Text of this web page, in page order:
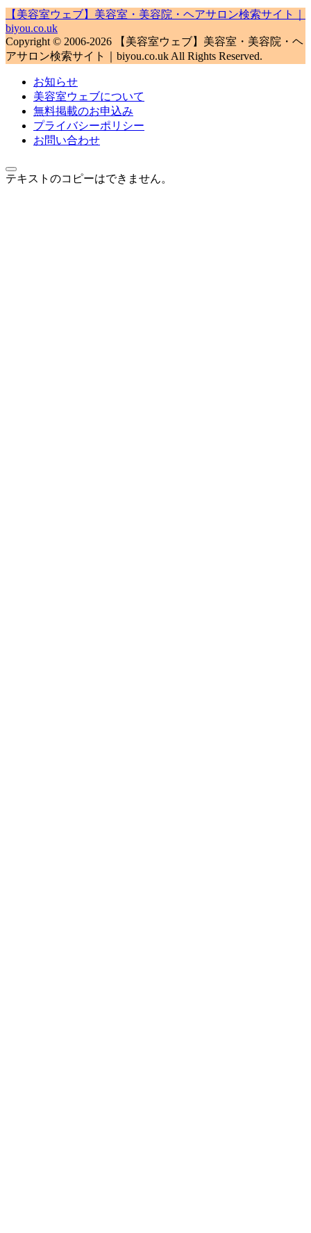
【美容室ウェブ】美容室・美容院・ヘアサロン検索サイト｜
biyou.co.uk
Copyright © 2006-2026 【美容室ウェブ】美容室・美容院・ヘ
アサロン検索サイト｜biyou.co.uk All Rights Reserved.
お知らせ
美容室ウェブについて
無料掲載のお申込み
プライバシーポリシー
お問い合わせ
テキストのコピーはできません。